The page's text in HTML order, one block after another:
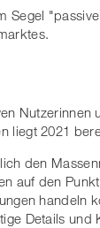
Segel
Nutzerinnen
liegt 2021
den
auf den
handeln
Details